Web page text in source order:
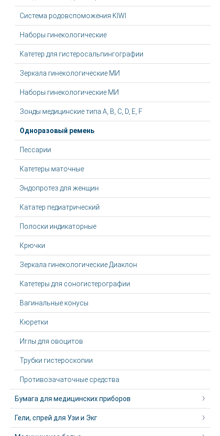
Система родовспоможения KIWI
Наборы гинекологические
Катетер для гистеросальпингографии
Зеркала гинекологические МИ
Наборы гинекологические МИ
Зонды медицинские типа А, В, С, D, Е, F
Одноразовый ремень
Пессарии
Катетеры маточные
Эндопротез для женщин
Кататер педиатрический
Полоски индикаторные
Крючки
Зеркала гинекологические Диаклон
Катетеры для соногистерографии
Вагинальные конусы
Кюретки
Иглы для овоцитов
Трубки гистероскопии
Противозачаточные средства
Бумага для медицинских приборов
Гели, спрей для Узи и Экг